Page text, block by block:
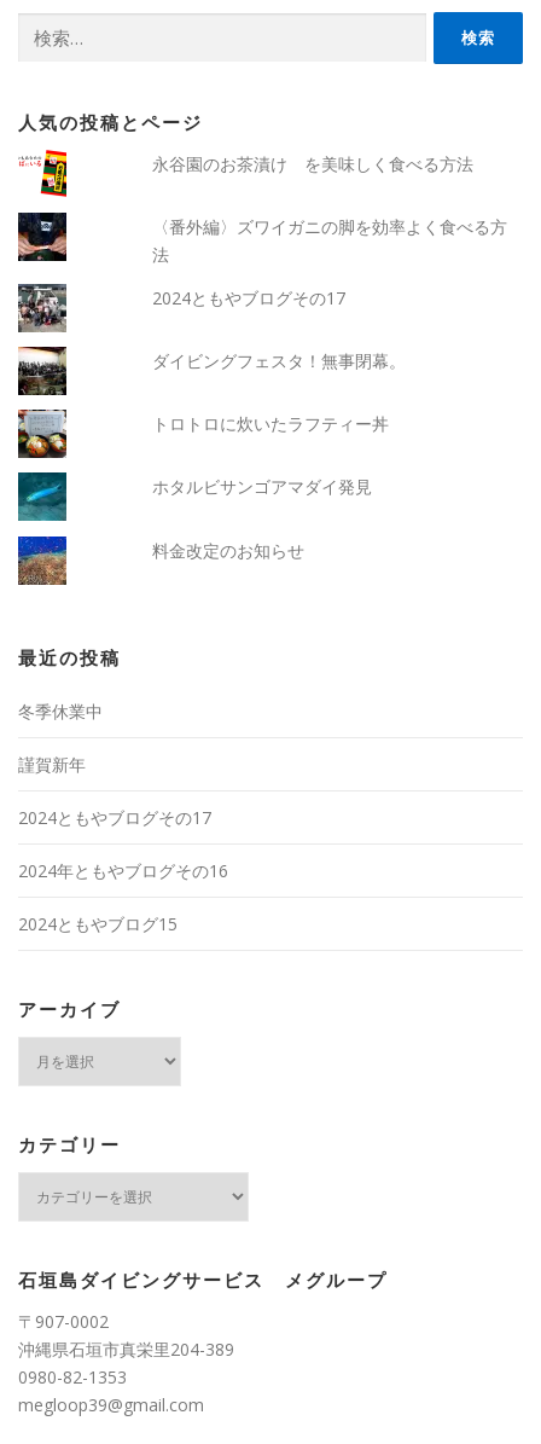
索:
人気の投稿とページ
永谷園のお茶漬け を美味しく食べる方法
〈番外編〉ズワイガニの脚を効率よく食べる方
法
2024ともやブログその17
ダイビングフェスタ！無事閉幕。
トロトロに炊いたラフティー丼
ホタルビサンゴアマダイ発見
料金改定のお知らせ
最近の投稿
冬季休業中
謹賀新年
2024ともやブログその17
2024年ともやブログその16
2024ともやブログ15
アーカイブ
ブ
カテゴリー
ー
石垣島ダイビングサービス メグループ
〒907-0002
沖縄県石垣市真栄里204-389
0980-82-1353
megloop39@gmail.com